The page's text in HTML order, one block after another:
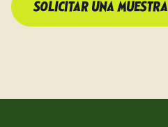
SOLICITAR UNA MUESTRA